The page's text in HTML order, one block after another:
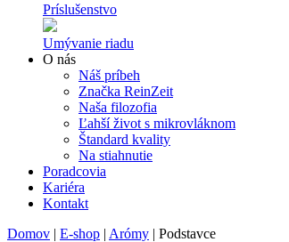
Príslušenstvo
Umývanie riadu
O nás
Náš príbeh
Značka ReinZeit
Naša filozofia
Ľahší život s mikrovláknom
Štandard kvality
Na stiahnutie
Poradcovia
Kariéra
Kontakt
Domov | E-shop | Arómy | Podstavce